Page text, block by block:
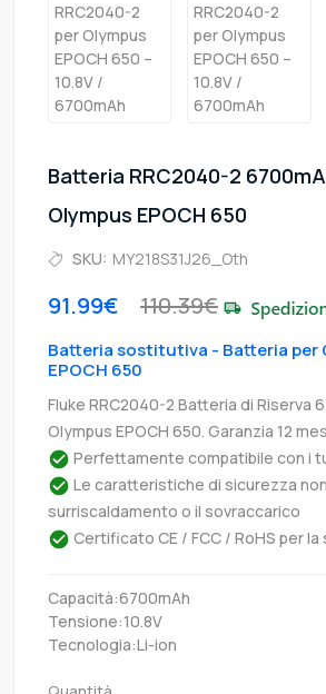
Batteria RRC2040-2
Olympus EPOCH 650
SKU: MY218S31J26_Oth
91.99€ 110.39€
Batteria sostitutiva - Batteria per
EPOCH 650
Fluke RRC2040-2 Batteria di Riserva
Olympus EPOCH 650. Garanzia 12
Perfettamente compatibile con i
Le caratteristiche di sicurezza
surriscaldamento o il sovraccarico
Certificato CE / FCC / RoHS per
Capacità:6700mAh
Tensione:10.8V
Tecnologia:Li-ion